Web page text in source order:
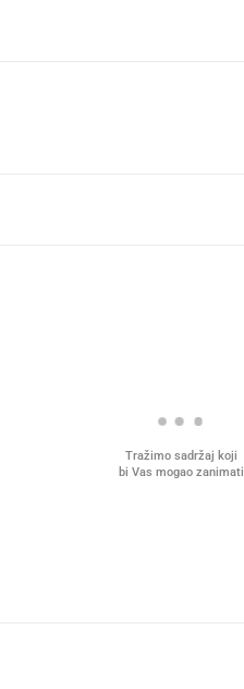
Tražimo sadržaj koji
bi Vas mogao zanimati